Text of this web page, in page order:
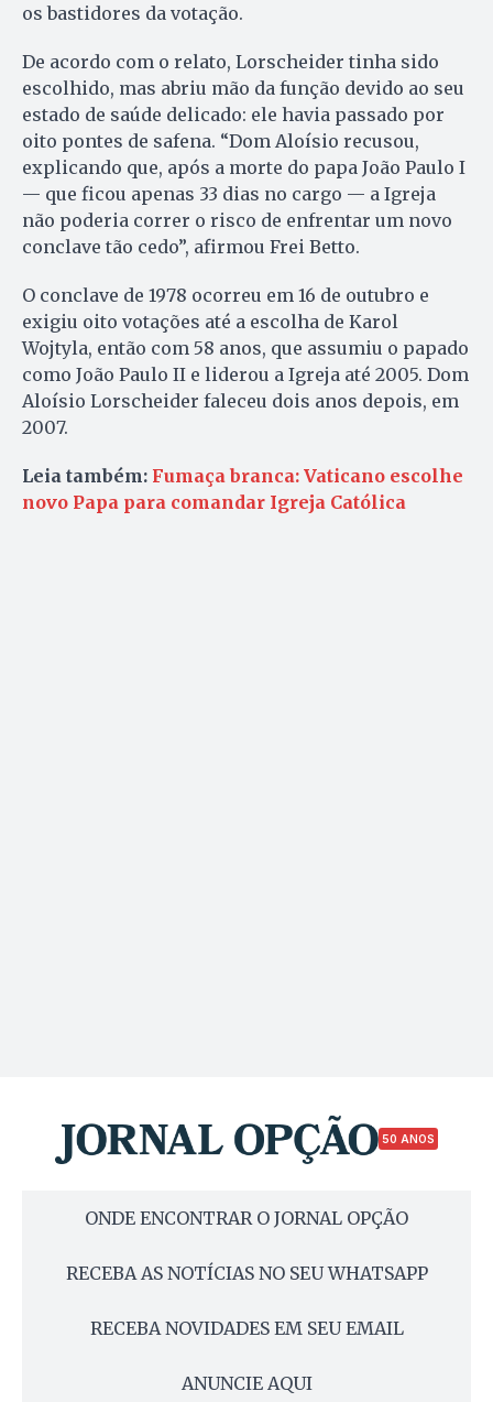
os bastidores da votação.
De acordo com o relato, Lorscheider tinha sido
escolhido, mas abriu mão da função devido ao seu
estado de saúde delicado: ele havia passado por
oito pontes de safena. “Dom Aloísio recusou,
explicando que, após a morte do papa João Paulo I
— que ficou apenas 33 dias no cargo — a Igreja
não poderia correr o risco de enfrentar um novo
conclave tão cedo”, afirmou Frei Betto.
O conclave de 1978 ocorreu em 16 de outubro e
exigiu oito votações até a escolha de Karol
Wojtyla, então com 58 anos, que assumiu o papado
como João Paulo II e liderou a Igreja até 2005. Dom
Aloísio Lorscheider faleceu dois anos depois, em
2007.
Leia também: Fumaça branca: Vaticano escolhe
novo Papa para comandar Igreja Católica
50 ANOS
ONDE ENCONTRAR O JORNAL OPÇÃO
RECEBA AS NOTÍCIAS NO SEU WHATSAPP
RECEBA NOVIDADES EM SEU EMAIL
ANUNCIE AQUI